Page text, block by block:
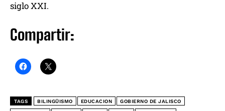
siglo XXI.
Compartir:
TAGS BILINGÜISMO EDUCACION GOBIERNO DE JALISCO